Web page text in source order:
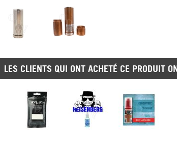
LES CLIENTS QUI ONT ACHETÉ CE PRODUIT